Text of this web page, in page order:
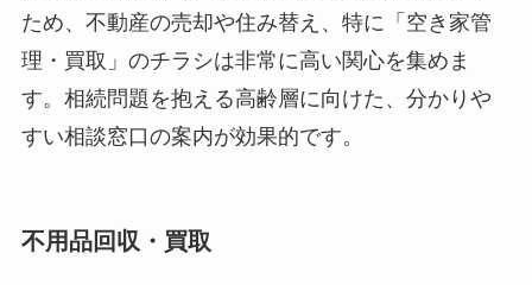
ため、不動産の売却や住み替え、特に「空き家管
理・買取」のチラシは非常に高い関心を集めま
す。相続問題を抱える高齢層に向けた、分かりや
すい相談窓口の案内が効果的です。
不用品回収・買取